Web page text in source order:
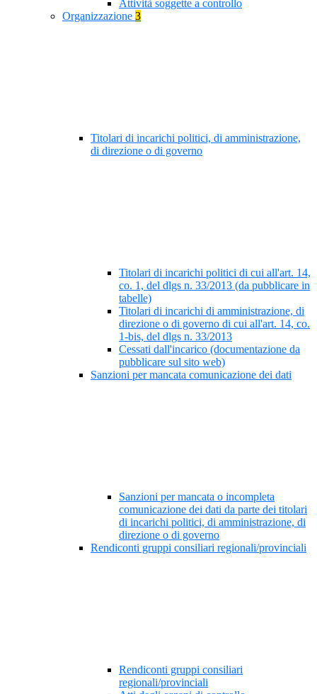
Attività soggette a controllo
Organizzazione 3
Titolari di incarichi politici, di amministrazione,
di direzione o di governo
Titolari di incarichi politici di cui all'art. 14,
co. 1, del dlgs n. 33/2013 (da pubblicare in
tabelle)
Titolari di incarichi di amministrazione, di
direzione o di governo di cui all'art. 14, co.
1-bis, del dlgs n. 33/2013
Cessati dall'incarico (documentazione da
pubblicare sul sito web)
Sanzioni per mancata comunicazione dei dati
Sanzioni per mancata o incompleta
comunicazione dei dati da parte dei titolari
di incarichi politici, di amministrazione, di
direzione o di governo
Rendiconti gruppi consiliari regionali/provinciali
Rendiconti gruppi consiliari
regionali/provinciali